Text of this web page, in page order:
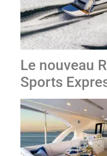
Le nouveau
Sports